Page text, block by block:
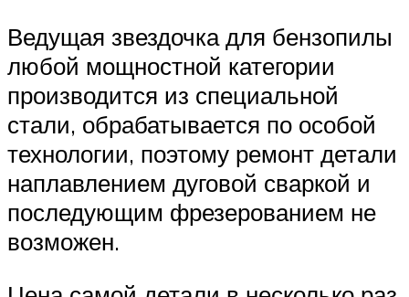
Ведущая звездочка для бензопилы
любой мощностной категории
производится из специальной
стали, обрабатывается по особой
технологии, поэтому ремонт детали
наплавлением дуговой сваркой и
последующим фрезерованием не
возможен.